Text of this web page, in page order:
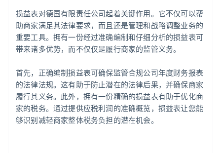
损益表对德国有限责任公司起着关键作用。它不仅可以帮
助商家满足其法律要求，而且还是管理和战略调整业务的
重要工具。拥有一份经过准确编制和仔细分析的损益表可
带来诸多优势，而不仅仅是履行商家的监管义务。
首先，正确编制损益表可确保监管合规公司年度财务报表
的法律法规。这有助于防止潜在的法律后果，并确保商家
履行其义务。此外，拥有一份精确的损益表有助于优化商
家的税务。通过提供应税利润的准确概览，损益表让您能
够识别减轻商家整体税务负担的潜在机会。